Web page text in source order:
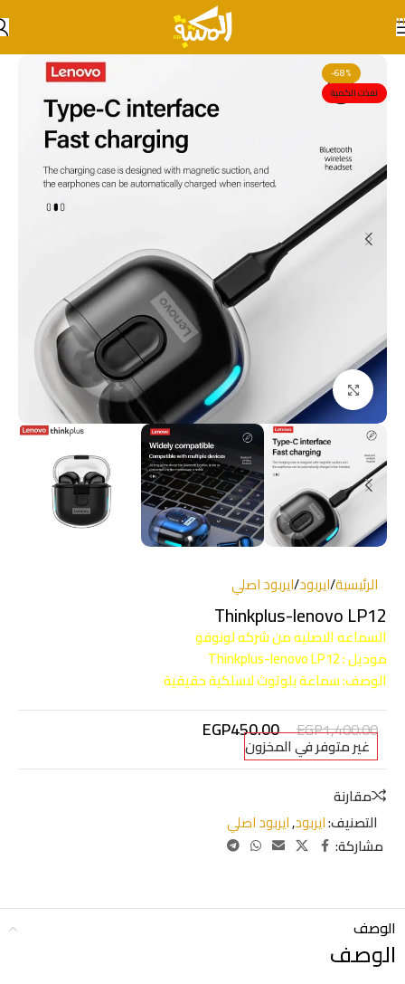
Skip to navigation
Skip to main content
-68%
نفذت الكمية
انقر للتكبير
الرئيسية/ايربود/ايربود اصلي
Thinkplus-lenovo LP12
السماعه الاصليه من شركه لونوفو
موديل : Thinkplus-lenovo LP12
الوصف: سماعة بلوتوث لاسلكية حقيقية
EGP1,400.00
EGP450.00
غير متوفر في المخزون
مقارنة
التصنيف:ايربود,ايربود اصلي
مشاركة:
الوصف
الوصف